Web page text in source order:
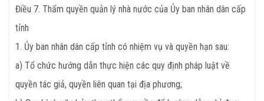
Điều 7. Thẩm quyền quản lý nhà nước của Ủy ban nhân dân cấp
tỉnh
1. Ủy ban nhân dân cấp tỉnh có nhiệm vụ và quyền hạn sau:
a) Tổ chức hướng dẫn thực hiện các quy định pháp luật về
quyền tác giả, quyền liên quan tại địa phương;